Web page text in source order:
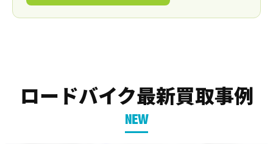
ロードバイク最新買取事例
NEW